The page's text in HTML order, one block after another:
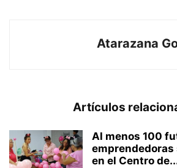
Atarazana
Artículos
Al menos 100
en el Centro